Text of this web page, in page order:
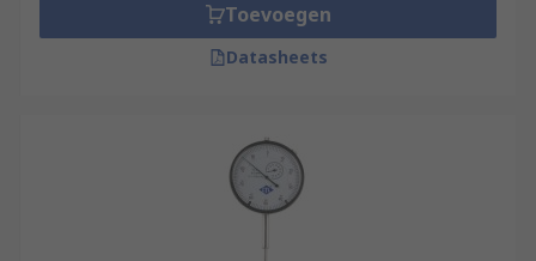
Toevoegen
Datasheets